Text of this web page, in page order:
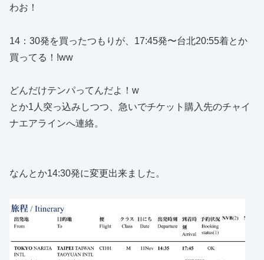
わお！
14：30発を買ったつもりが、17:45発〜台北20:55着とか
買ってる！!ww
どんだけテンパってんだよ！w
とか1人突っ込みしつつ、急いでチケット購入先のチャイ
ナエアラインへ連絡。
なんとか14:30発に変更出来ました。